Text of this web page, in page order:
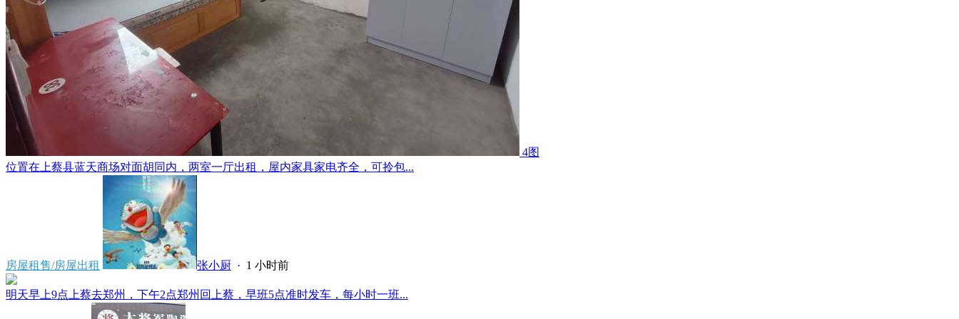
4图
位置在上蔡县蓝天商场对面胡同内，两室一厅出租，屋内家具家电齐全，可拎包...
房屋租售/房屋出租 张小厨 · 1 小时前
明天早上9点上蔡去郑州，下午2点郑州回上蔡，早班5点准时发车，每小时一班...